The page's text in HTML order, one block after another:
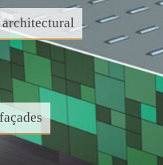
architectural